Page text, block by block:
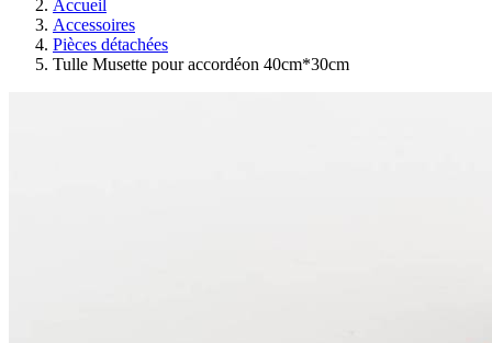
Accueil
Accessoires
Pièces détachées
Tulle Musette pour accordéon 40cm*30cm